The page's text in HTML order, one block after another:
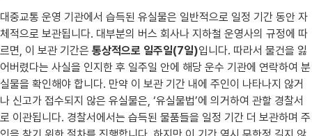
대중교통 운영 기관에서 습득된 유실물은 일반적으로 일정 기간 동안 자
체적으로 보관됩니다. 대부분의 버스 회사나 지하철 운영사의 규정에 따
르면, 이 보관 기간은 통상적으로 일주일(7일)입니다. 따라서 물건을 잃
어버렸다는 사실을 인지한 후 일주일 안에 해당 운수 기관에 연락하여 분
실물을 확인해야 합니다. 만약 이 보관 기간 내에 주인이 나타나지 않거
나 신고가 접수되지 않은 유실물은, ‘유실물법’에 의거하여 관할 경찰서
로 이관됩니다. 경찰서에서는 습득된 물품들을 일정 기간 더 보관하며 주